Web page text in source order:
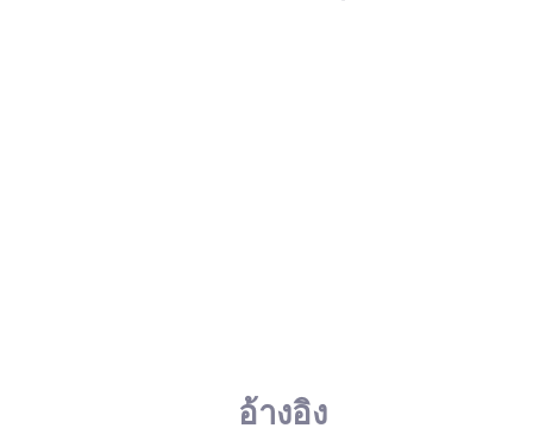
อ้างอิง